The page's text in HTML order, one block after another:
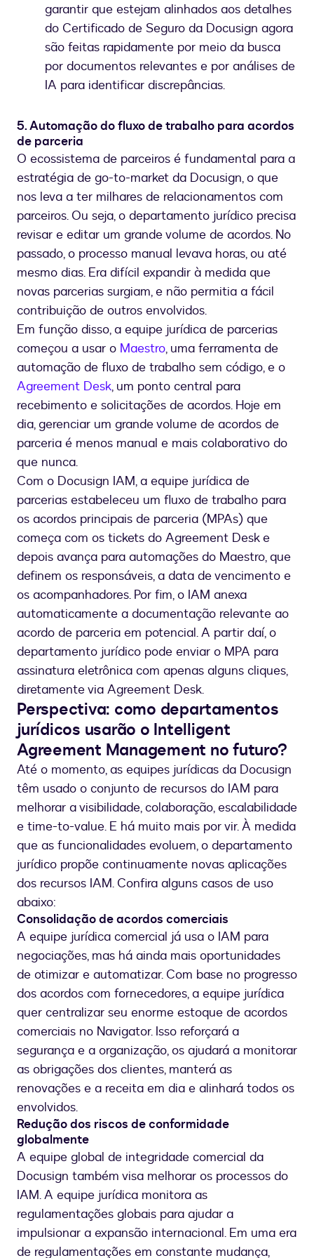
garantir que estejam alinhados aos detalhes
do Certificado de Seguro da Docusign agora
são feitas rapidamente por meio da busca
por documentos relevantes e por análises de
IA para identificar discrepâncias.
5. Automação do fluxo de trabalho para acordos
de parceria
O ecossistema de parceiros é fundamental para a
estratégia de go-to-market da Docusign, o que
nos leva a ter milhares de relacionamentos com
parceiros. Ou seja, o departamento jurídico precisa
revisar e editar um grande volume de acordos. No
passado, o processo manual levava horas, ou até
mesmo dias. Era difícil expandir à medida que
novas parcerias surgiam, e não permitia a fácil
contribuição de outros envolvidos.
Em função disso, a equipe jurídica de parcerias
começou a usar o Maestro, uma ferramenta de
automação de fluxo de trabalho sem código, e o
Agreement Desk, um ponto central para
recebimento e solicitações de acordos. Hoje em
dia, gerenciar um grande volume de acordos de
parceria é menos manual e mais colaborativo do
que nunca.
Com o Docusign IAM, a equipe jurídica de
parcerias estabeleceu um fluxo de trabalho para
os acordos principais de parceria (MPAs) que
começa com os tickets do Agreement Desk e
depois avança para automações do Maestro, que
definem os responsáveis, a data de vencimento e
os acompanhadores. Por fim, o IAM anexa
automaticamente a documentação relevante ao
acordo de parceria em potencial. A partir daí, o
departamento jurídico pode enviar o MPA para
assinatura eletrônica com apenas alguns cliques,
diretamente via Agreement Desk.
Perspectiva: como departamentos
jurídicos usarão o Intelligent
Agreement Management no futuro?
Até o momento, as equipes jurídicas da Docusign
têm usado o conjunto de recursos do IAM para
melhorar a visibilidade, colaboração, escalabilidade
e time-to-value. E há muito mais por vir. À medida
que as funcionalidades evoluem, o departamento
jurídico propõe continuamente novas aplicações
dos recursos IAM. Confira alguns casos de uso
abaixo:
Consolidação de acordos comerciais
A equipe jurídica comercial já usa o IAM para
negociações, mas há ainda mais oportunidades
de otimizar e automatizar. Com base no progresso
dos acordos com fornecedores, a equipe jurídica
quer centralizar seu enorme estoque de acordos
comerciais no Navigator. Isso reforçará a
segurança e a organização, os ajudará a monitorar
as obrigações dos clientes, manterá as
renovações e a receita em dia e alinhará todos os
envolvidos.
Redução dos riscos de conformidade
globalmente
A equipe global de integridade comercial da
Docusign também visa melhorar os processos do
IAM. A equipe jurídica monitora as
regulamentações globais para ajudar a
impulsionar a expansão internacional. Em uma era
de regulamentações em constante mudança,